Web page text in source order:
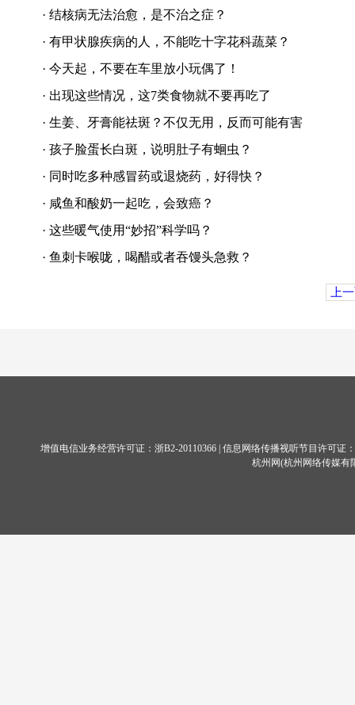
· 结核病无法治愈，是不治之症？
· 有甲状腺疾病的人，不能吃十字花科蔬菜？
· 今天起，不要在车里放小玩偶了！
· 出现这些情况，这7类食物就不要再吃了
· 生姜、牙膏能祛斑？不仅无用，反而可能有害
· 孩子脸蛋长白斑，说明肚子有蛔虫？
· 同时吃多种感冒药或退烧药，好得快？
· 咸鱼和酸奶一起吃，会致癌？
· 这些暖气使用“妙招”科学吗？
· 鱼刺卡喉咙，喝醋或者吞馒头急救？
上
增值电信业务经营许可证： 浙B2-20110366 | 信息网络传播视听节目许可证
杭州网(杭州网络传媒有